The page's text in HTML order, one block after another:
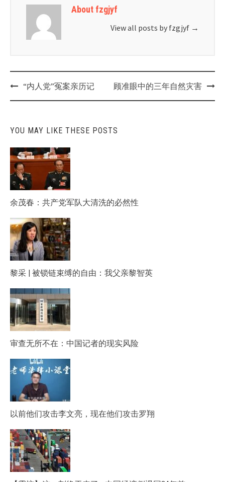
About fzgjyf
View all posts by fzgjyf →
Post“内人党”冤案亲历记 顾准眼中的三年自然灾害
YOU MAY LIKE THESE POSTS
余茂春：共产党军队大清洗的必然性
黎采 | 被锁链束缚的自由：我父亲黎智英
审查无所不在：中国记者的现实风险
以前他们攻击李文亮，现在他们攻击罗翔